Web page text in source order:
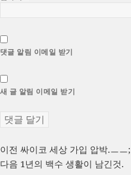
댓글 알림 이메일 받기
새 글 알림 이메일 받기
글
이전 이
전
싸이코 세상 가입 압박.ㅡㅡ;
다음 다
1년의 백수 생활이 남긴것.